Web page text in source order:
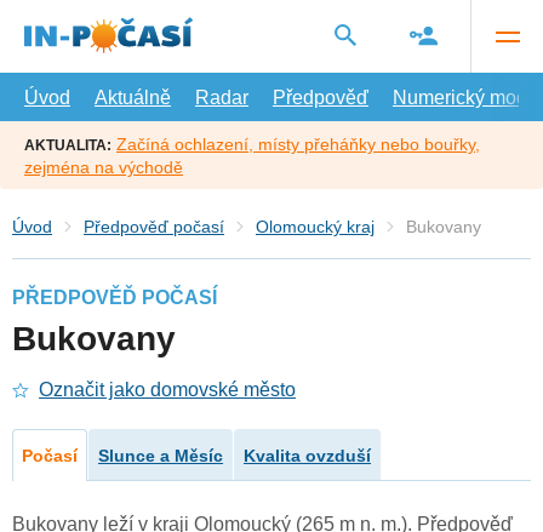
hlavní
Úvod
Aktuálně Radar Předpověď Numerický model
AKTUALITA: Začíná ochlazení, místy přeháňky nebo bouřky,
zejména na východě
Úvod Předpověď počasí Olomoucký kraj Bukovany
PŘEDPOVĚĎ POČASÍ
Bukovany
Označit jako domovské město
Počasí Slunce a Měsíc Kvalita ovzduší
Bukovany leží v kraji Olomoucký (265 m n. m.). Předpověď